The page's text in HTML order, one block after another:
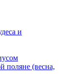
и
поляне (весна,